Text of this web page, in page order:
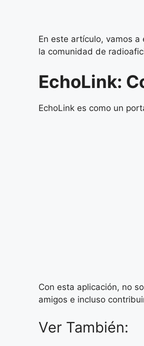
En este artículo, vamos
la comunidad de
EchoLink:
EchoLink es como un
Con esta aplicación, no
amigos e incluso
Ver También: